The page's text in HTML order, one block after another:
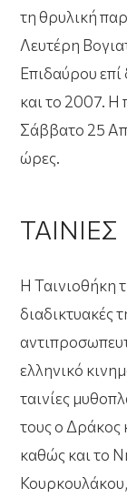
τη θρυλική
Λευτέρη
Επιδαύρου επί
και το 2007. Η
Σάββατο 25
ώρες.
ΤΑΙΝΙΕΣ
Η Ταινιοθήκη
διαδικτυακές
ελληνικό
ταινίες
τους ο Δράκος
καθώς και το
Κουρκουλάκου,